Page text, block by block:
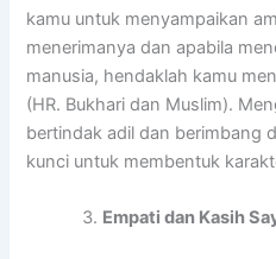
kamu untuk menyampaikan
menerimanya dan apabila
manusia, hendaklah kamu
(HR. Bukhari dan Muslim).
bertindak adil dan berimbang
kunci untuk membentuk
Empati dan Kasih